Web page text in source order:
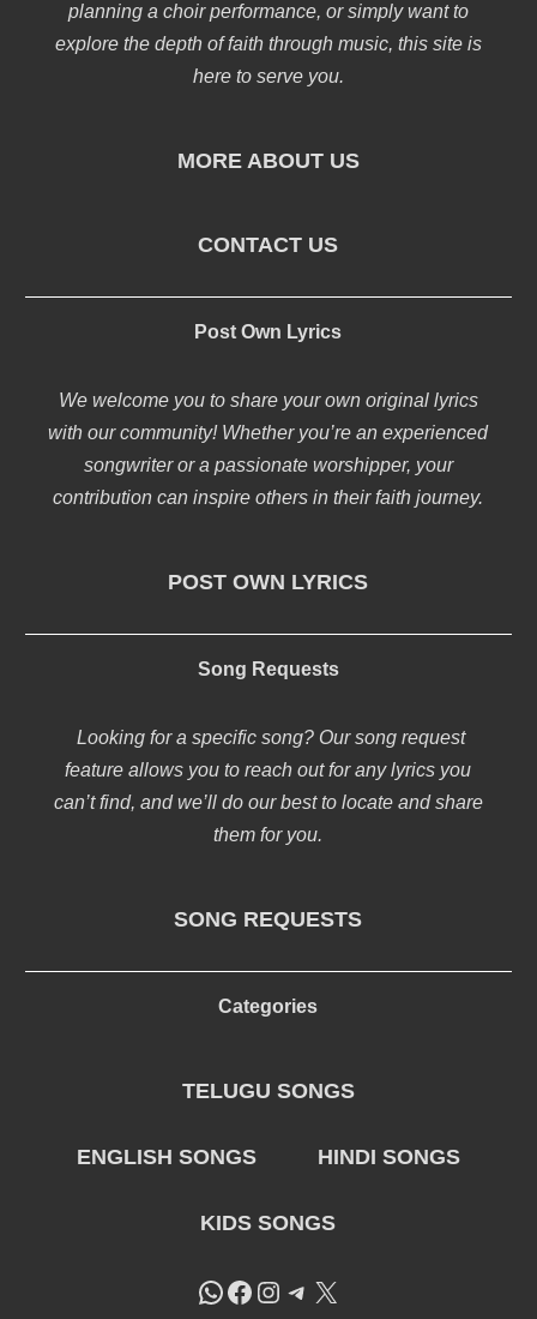
planning a choir performance, or simply want to
explore the depth of faith through music, this site is
here to serve you.
MORE ABOUT US
CONTACT US
Post Own Lyrics
We welcome you to share your own original lyrics
with our community! Whether you’re an experienced
songwriter or a passionate worshipper, your
contribution can inspire others in their faith journey.
POST OWN LYRICS
Song Requests
Looking for a specific song? Our song request
feature allows you to reach out for any lyrics you
can’t find, and we’ll do our best to locate and share
them for you.
SONG REQUESTS
Categories
TELUGU SONGS
ENGLISH SONGS HINDI SONGS
KIDS SONGS
WhatsApp
Facebook
Instagram
Telegram
X